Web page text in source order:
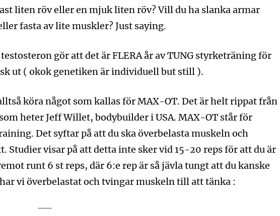
liten röv eller en mjuk liten röv? Vill du ha slanka armar
fasta av lite muskler? Just saying.
gör att det är FLERA år av TUNG styrketräning för
ut ( okok genetiken är individuell but still ).
köra något som kallas för MAX-OT. Det är helt rippat från
heter Jeff Willet, bodybuilder i USA. MAX-OT står för
Det syftar på att du ska överbelasta muskeln och
Studier visar på att detta inte sker vid 15-20 reps för att du är
runt 6 st reps, där 6:e rep är så jävla tungt att du kanske
vi överbelastat och tvingar muskeln till att tänka :